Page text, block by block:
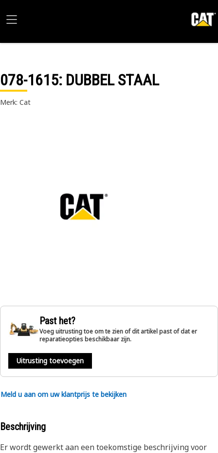
078-1615: DUBBEL STAAL
Merk: Cat
Past het?
Voeg uitrusting toe om te zien of dit artikel past of dat er
reparatieopties beschikbaar zijn.
Uitrusting toevoegen
Meld u aan om uw klantprijs te bekijken
Beschrijving
Er wordt gewerkt aan een toekomstige beschrijving voor